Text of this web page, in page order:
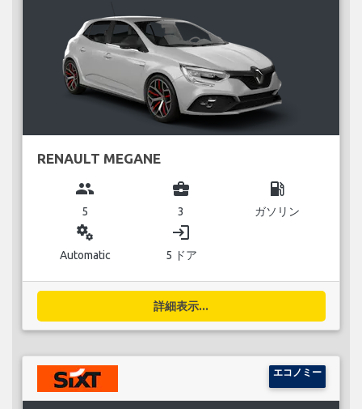
RENAULT MEGANE
group
5
business_center
3
local_gas_station
ガソリン
miscellaneous_services
Automatic
login
5 ドア
詳細表示...
エコノミー